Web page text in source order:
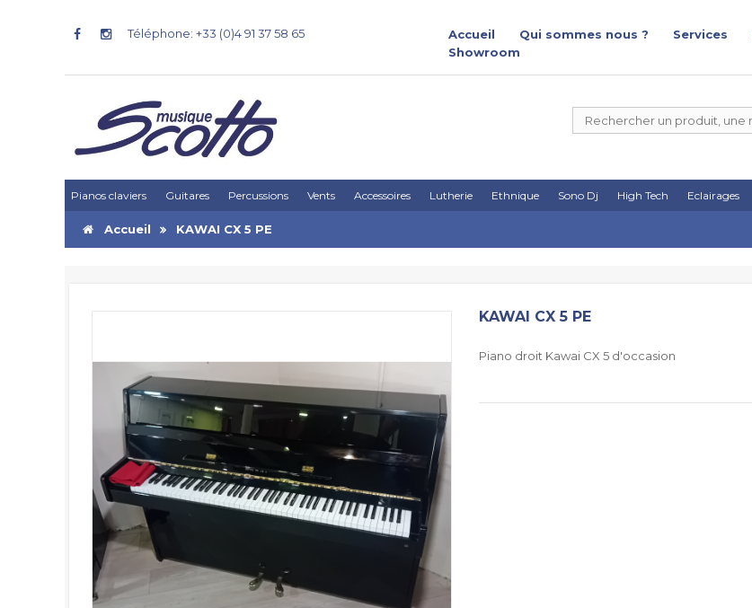
Téléphone: +33 (0)4 91 37 58 65 Accueil Qui sommes nous ? Services
Showroom
Pianos claviers Guitares Percussions Vents Accessoires Lutherie Ethnique Sono Dj High Tech Eclairages
Accueil KAWAI CX 5 PE
KAWAI CX 5 PE
Piano droit Kawai CX 5 d'occasion